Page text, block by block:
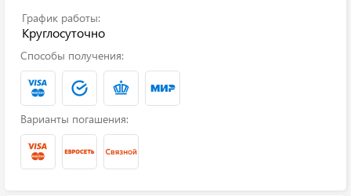
График работы:
Круглосуточно
Способы получения:
Варианты погашения: